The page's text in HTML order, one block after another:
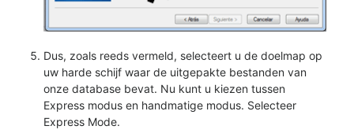
Dus, zoals reeds vermeld, selecteert u de doelmap op
uw harde schijf waar de uitgepakte bestanden van
onze database bevat. Nu kunt u kiezen tussen
Express modus en handmatige modus. Selecteer
Express Mode.